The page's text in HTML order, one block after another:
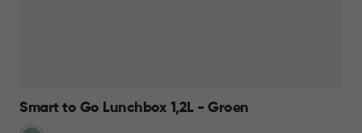
Smart to Go Lunchbox 1,2L - Groen